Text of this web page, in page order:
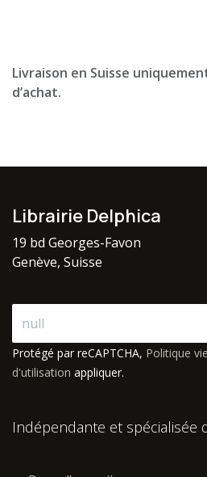
Livraison en Suisse
d’achat.
Librairie Delphica
19 bd Georges-Favon
Genève, Suisse
Protégé par reCAPTCHA, Politique
d'utilisation appliquer.
Indépendante et spécialisée